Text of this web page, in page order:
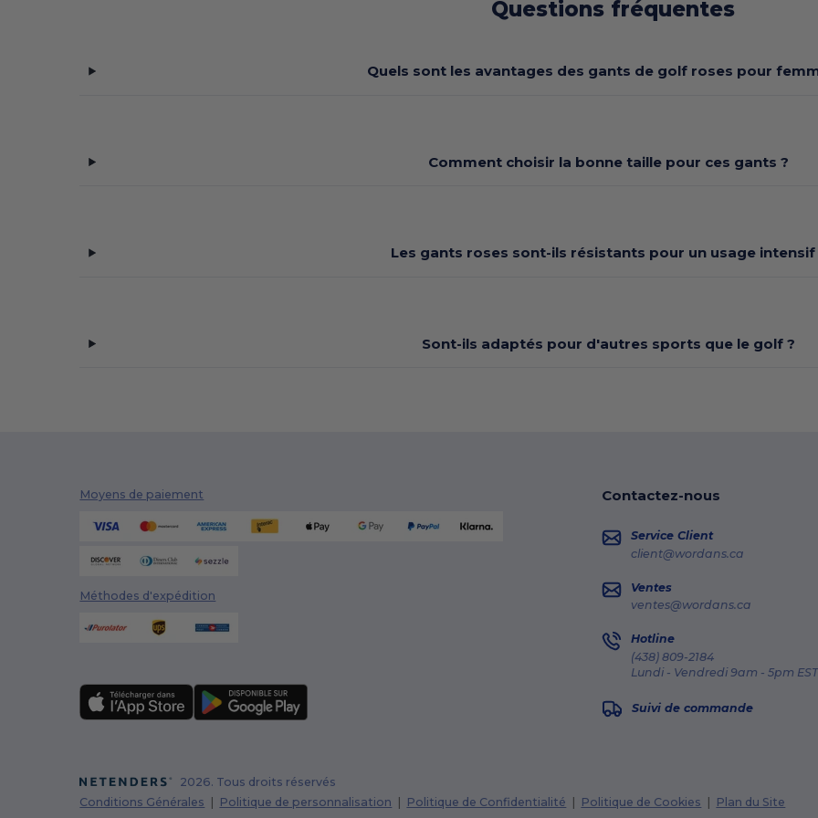
Questions fréquentes
Quels sont les avantages des gants de golf roses pour
Comment choisir la bonne taille pour ces gants ?
Les gants roses sont-ils résistants pour un usage intensif
Sont-ils adaptés pour d'autres sports que le golf ?
Moyens de paiement
Méthodes d'expédition
Contactez-nous
Service Client
client@wordans.ca
Ventes
ventes@wordans.ca
Hotline
(438) 809-2184
Lundi - Vendredi 9am - 5pm EST
Suivi de commande
2026. Tous droits réservés
Conditions Générales | Politique de personnalisation | Politique de Confidentialité | Politique de Cookies | Plan du Site